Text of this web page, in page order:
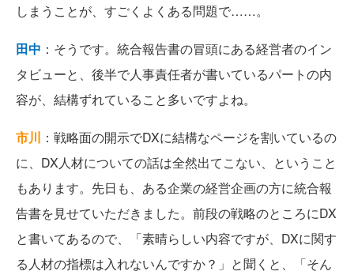
しまうことが、すごくよくある問題で……。
田中 ：そうです。統合報告書の冒頭にある経営者のイン
タビューと、後半で人事責任者が書いているパートの内
容が、結構ずれていること多いですよね。
市川 ：戦略面の開示でDXに結構なページを割いているの
に、DX人材についての話は全然出てこない、ということ
もあります。先日も、ある企業の経営企画の方に統合報
告書を見せていただきました。前段の戦略のところにDX
と書いてあるので、「素晴らしい内容ですが、DXに関す
る人材の指標は入れないんですか？」と聞くと、「そん